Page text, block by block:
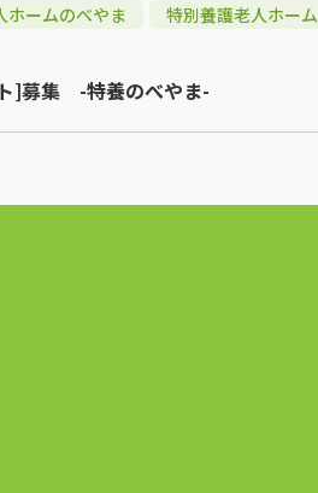
]募集 -特養のべやま-
ホームのべやま
特別養護老人ホーム